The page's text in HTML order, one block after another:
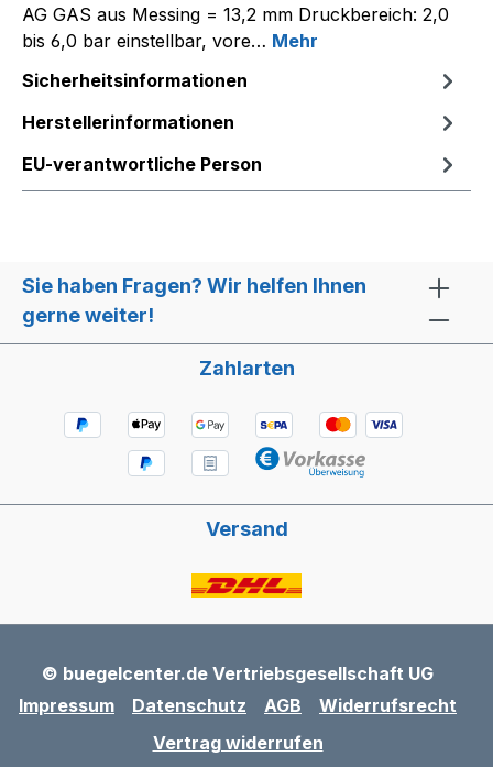
AG GAS aus Messing = 13,2 mm Druckbereich: 2,0
bis 6,0 bar einstellbar, vore… Mehr
Sicherheitsinformationen
Herstellerinformationen
EU-verantwortliche Person
Sie haben Fragen? Wir helfen Ihnen
gerne weiter!
Zahlarten
Versand
© buegelcenter.de Vertriebsgesellschaft UG
Impressum
Datenschutz AGB
Widerrufsrecht
Vertrag widerrufen